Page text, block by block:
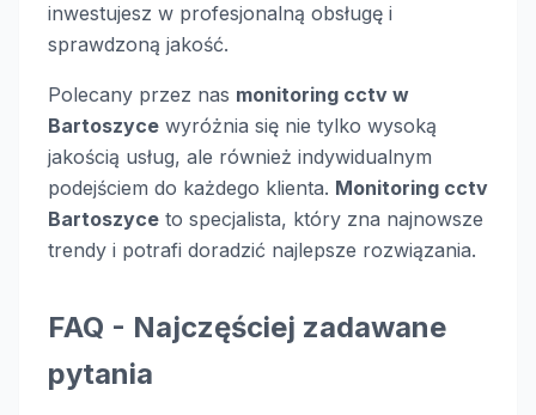
inwestujesz w profesjonalną obsługę i
sprawdzoną jakość.
Polecany przez nas monitoring cctv w
Bartoszyce wyróżnia się nie tylko wysoką
jakością usług, ale również indywidualnym
podejściem do każdego klienta. Monitoring cctv
Bartoszyce to specjalista, który zna najnowsze
trendy i potrafi doradzić najlepsze rozwiązania.
FAQ - Najczęściej zadawane
pytania